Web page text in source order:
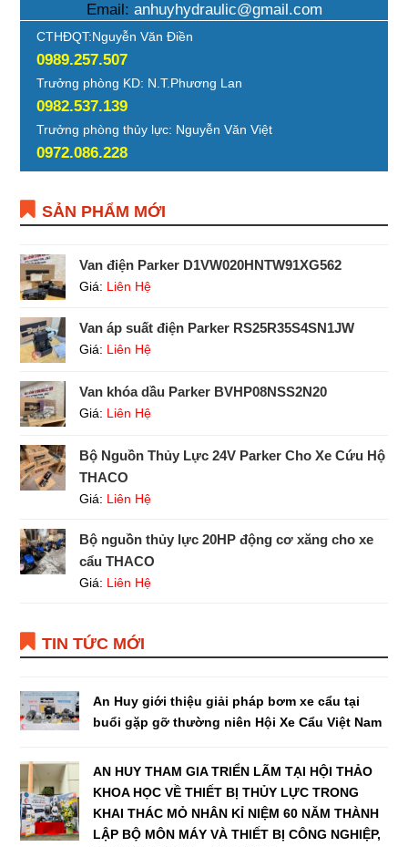
Email: anhuyhydraulic@gmail.com
CTHĐQT:Nguyễn Văn Điền
0989.257.507
Trưởng phòng KD: N.T.Phương Lan
0982.537.139
Trưởng phòng thủy lực: Nguyễn Văn Việt
0972.086.228
SẢN PHẨM MỚI
Van điện Parker D1VW020HNTW91XG562
Giá: Liên Hệ
Van áp suất điện Parker RS25R35S4SN1JW
Giá: Liên Hệ
Van khóa dầu Parker BVHP08NSS2N20
Giá: Liên Hệ
Bộ Nguồn Thủy Lực 24V Parker Cho Xe Cứu Hộ
THACO
Giá: Liên Hệ
Bộ nguồn thủy lực 20HP động cơ xăng cho xe
cẩu THACO
Giá: Liên Hệ
TIN TỨC MỚI
An Huy giới thiệu giải pháp bơm xe cẩu tại
buổi gặp gỡ thường niên Hội Xe Cẩu Việt Nam
AN HUY THAM GIA TRIỂN LÃM TẠI HỘI THẢO
KHOA HỌC VỀ THIẾT BỊ THỦY LỰC TRONG
KHAI THÁC MỎ NHÂN KỈ NIỆM 60 NĂM THÀNH
LẬP BỘ MÔN MÁY VÀ THIẾT BỊ CÔNG NGHIỆP,